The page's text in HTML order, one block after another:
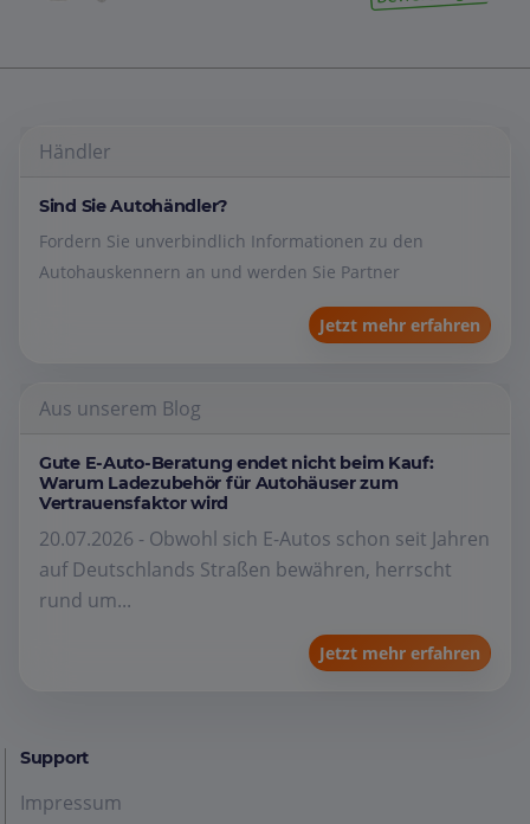
Händler
Sind Sie Autohändler?
Fordern Sie unverbindlich Informationen zu den
Autohauskennern an und werden Sie Partner
Jetzt mehr erfahren
Aus unserem Blog
Gute E-Auto-Beratung endet nicht beim Kauf:
Warum Ladezubehör für Autohäuser zum
Vertrauensfaktor wird
20.07.2026 - Obwohl sich E-Autos schon seit Jahren
auf Deutschlands Straßen bewähren, herrscht
rund um...
Jetzt mehr erfahren
Support
Impressum